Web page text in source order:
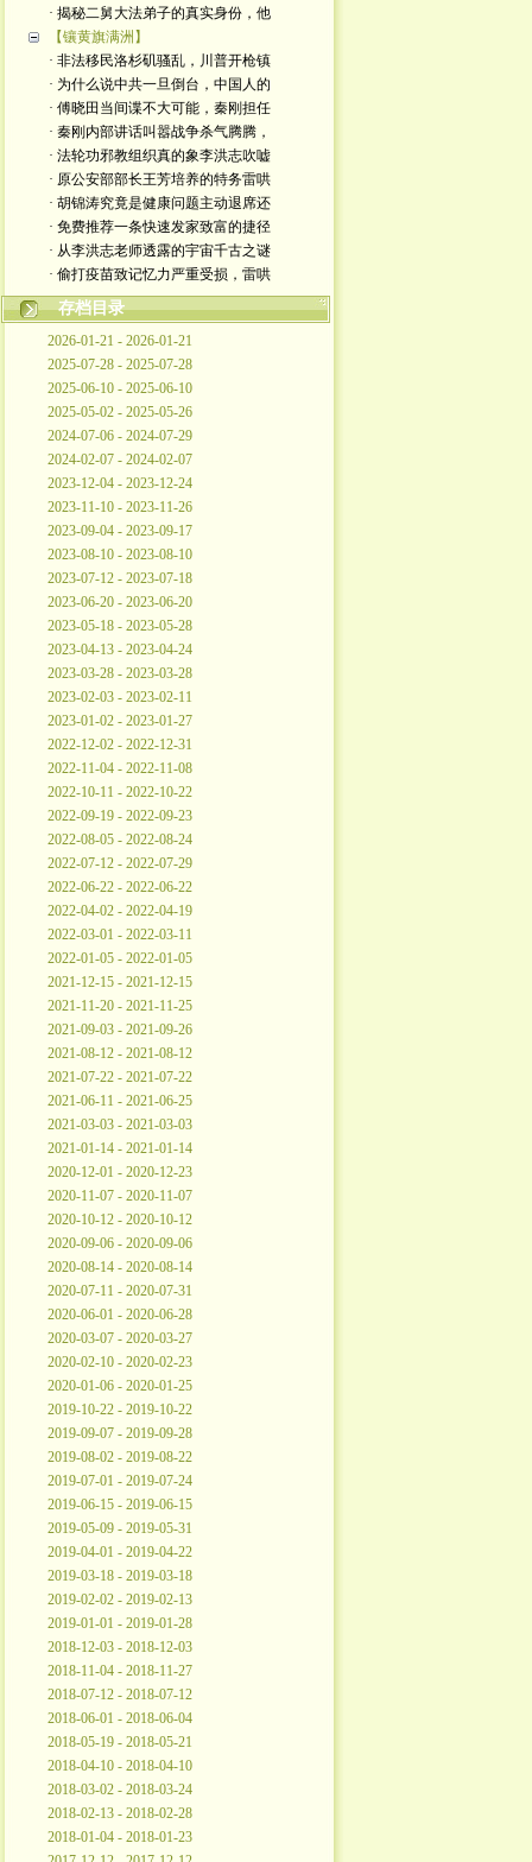
· 揭秘二舅大法弟子的真实身份，他
【镶黄旗满洲】
· 非法移民洛杉矶骚乱，川普开枪镇
· 为什么说中共一旦倒台，中国人的
· 傅晓田当间谍不大可能，秦刚担任
· 秦刚内部讲话叫嚣战争杀气腾腾，
· 法轮功邪教组织真的象李洪志吹嘘
· 原公安部部长王芳培养的特务雷哄
· 胡锦涛究竟是健康问题主动退席还
· 免费推荐一条快速发家致富的捷径
· 从李洪志老师透露的宇宙千古之谜
· 偷打疫苗致记忆力严重受损，雷哄
存档目录
2026-01-21 - 2026-01-21
2025-07-28 - 2025-07-28
2025-06-10 - 2025-06-10
2025-05-02 - 2025-05-26
2024-07-06 - 2024-07-29
2024-02-07 - 2024-02-07
2023-12-04 - 2023-12-24
2023-11-10 - 2023-11-26
2023-09-04 - 2023-09-17
2023-08-10 - 2023-08-10
2023-07-12 - 2023-07-18
2023-06-20 - 2023-06-20
2023-05-18 - 2023-05-28
2023-04-13 - 2023-04-24
2023-03-28 - 2023-03-28
2023-02-03 - 2023-02-11
2023-01-02 - 2023-01-27
2022-12-02 - 2022-12-31
2022-11-04 - 2022-11-08
2022-10-11 - 2022-10-22
2022-09-19 - 2022-09-23
2022-08-05 - 2022-08-24
2022-07-12 - 2022-07-29
2022-06-22 - 2022-06-22
2022-04-02 - 2022-04-19
2022-03-01 - 2022-03-11
2022-01-05 - 2022-01-05
2021-12-15 - 2021-12-15
2021-11-20 - 2021-11-25
2021-09-03 - 2021-09-26
2021-08-12 - 2021-08-12
2021-07-22 - 2021-07-22
2021-06-11 - 2021-06-25
2021-03-03 - 2021-03-03
2021-01-14 - 2021-01-14
2020-12-01 - 2020-12-23
2020-11-07 - 2020-11-07
2020-10-12 - 2020-10-12
2020-09-06 - 2020-09-06
2020-08-14 - 2020-08-14
2020-07-11 - 2020-07-31
2020-06-01 - 2020-06-28
2020-03-07 - 2020-03-27
2020-02-10 - 2020-02-23
2020-01-06 - 2020-01-25
2019-10-22 - 2019-10-22
2019-09-07 - 2019-09-28
2019-08-02 - 2019-08-22
2019-07-01 - 2019-07-24
2019-06-15 - 2019-06-15
2019-05-09 - 2019-05-31
2019-04-01 - 2019-04-22
2019-03-18 - 2019-03-18
2019-02-02 - 2019-02-13
2019-01-01 - 2019-01-28
2018-12-03 - 2018-12-03
2018-11-04 - 2018-11-27
2018-07-12 - 2018-07-12
2018-06-01 - 2018-06-04
2018-05-19 - 2018-05-21
2018-04-10 - 2018-04-10
2018-03-02 - 2018-03-24
2018-02-13 - 2018-02-28
2018-01-04 - 2018-01-23